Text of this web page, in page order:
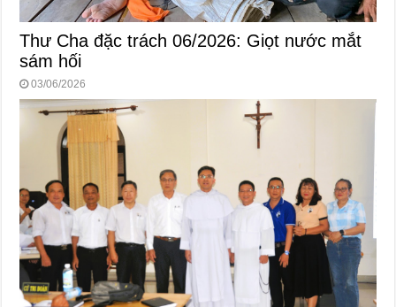
Thư Cha đặc trách 06/2026: Giọt nước mắt
sám hối
03/06/2026